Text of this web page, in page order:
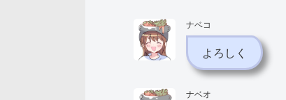
ナベコ
よろしく
ナベオ